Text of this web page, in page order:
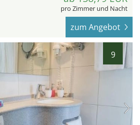
pro Zimmer und Nacht
zum Angebot
9